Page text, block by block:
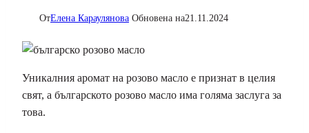
ОтЕлена Караулянова Обновена на21.11.2024
Уникалния аромат на розово масло е признат в целия
свят, а българското розово масло има голяма заслуга за
това.